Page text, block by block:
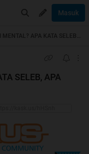
Masuk
SELEB, APA